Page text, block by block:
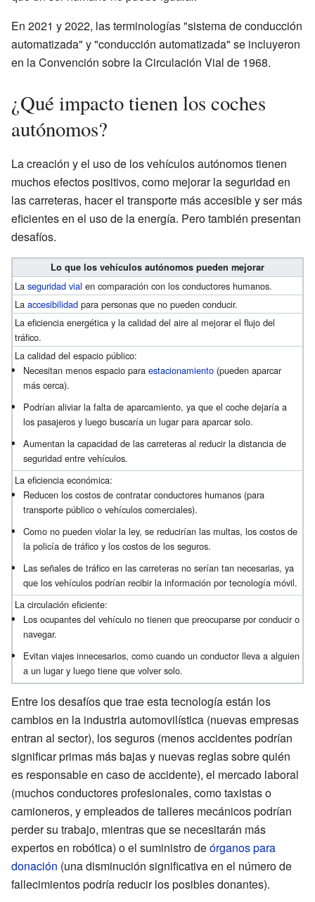
En 2021 y 2022, las terminologías "sistema de conducción
automatizada" y "conducción automatizada" se incluyeron
en la Convención sobre la Circulación Vial de 1968.
¿Qué impacto tienen los coches
autónomos?
La creación y el uso de los vehículos autónomos tienen
muchos efectos positivos, como mejorar la seguridad en
las carreteras, hacer el transporte más accesible y ser más
eficientes en el uso de la energía. Pero también presentan
desafíos.
Lo que los vehículos autónomos pueden mejorar
La seguridad vial en comparación con los conductores humanos.
La accesibilidadpara personas que no pueden conducir.
La eficiencia energética y la calidad del aire al mejorar el flujo del
tráfico.
La calidad del espacio público:
Necesitan menos espacio paraestacionamiento (pueden aparcar
más cerca).
Podrían aliviar la falta de aparcamiento, ya que el coche dejaría a
los pasajeros y luego buscaría un lugar para aparcar solo.
Aumentan la capacidad de las carreteras al reducir la distancia de
seguridad entre vehículos.
La eficiencia económica:
Reducen los costos de contratar conductores humanos (para
transporte público o vehículos comerciales).
Como no pueden violar la ley, se reducirían las multas, los costos de
la policía de tráfico y los costos de los seguros.
Las señales de tráfico en las carreteras no serían tan necesarias, ya
que los vehículos podrían recibir la información por tecnología móvil.
La circulación eficiente:
Los ocupantes del vehículo no tienen que preocuparse por conducir o
navegar.
Evitan viajes innecesarios, como cuando un conductor lleva a alguien
a un lugar y luego tiene que volver solo.
Entre los desafíos que trae esta tecnología están los
cambios en la industria automovilística (nuevas empresas
entran al sector), los seguros (menos accidentes podrían
significar primas más bajas y nuevas reglas sobre quién
es responsable en caso de accidente), el mercado laboral
(muchos conductores profesionales, como taxistas o
camioneros, y empleados de talleres mecánicos podrían
perder su trabajo, mientras que se necesitarán más
expertos en robótica) o el suministro deórganos para
donación (una disminución significativa en el número de
fallecimientos podría reducir los posibles donantes).